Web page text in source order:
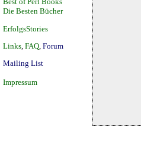
Die Besten Bücher
ErfolgsStories
Links FAQ Forum
Mailing List
Impressum